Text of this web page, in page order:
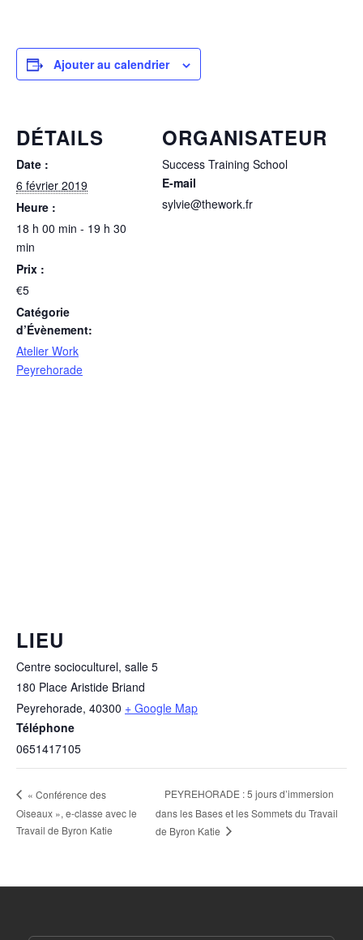
Ajouter au calendrier
DÉTAILS
Date :
6 février 2019
Heure :
18 h 00 min - 19 h 30
min
Prix :
€5
Catégorie
d’Évènement:
Atelier Work
Peyrehorade
ORGANISATEUR
Success Training School
E-mail
sylvie@thework.fr
LIEU
Centre socioculturel, salle 5
180 Place Aristide Briand
Peyrehorade, 40300 + Google Map
Téléphone
0651417105
« Conférence des
Oiseaux », e-classe avec le
Travail de Byron Katie
PEYREHORADE : 5 jours d’immersion
dans les Bases et les Sommets du Travail
de Byron Katie